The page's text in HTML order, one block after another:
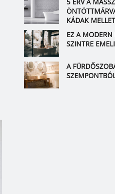
KÁDAK
EZ A MODERN
SZINTRE
A